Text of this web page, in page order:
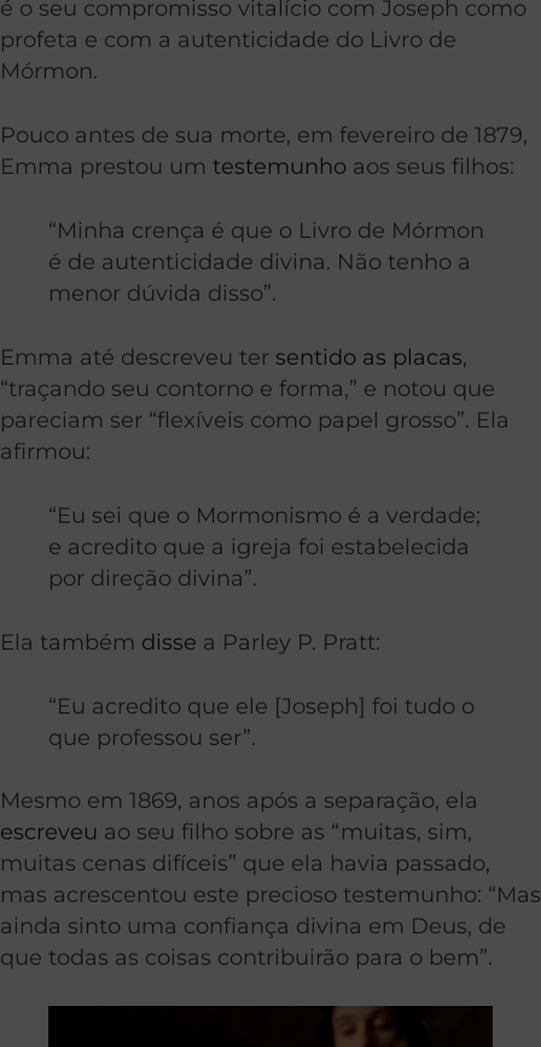
é o seu compromisso vitalício com Joseph como
profeta e com a autenticidade do Livro de
Mórmon.
Pouco antes de sua morte, em fevereiro de 1879,
Emma prestou um testemunho aos seus filhos:
“Minha crença é que o Livro de Mórmon
é de autenticidade divina. Não tenho a
menor dúvida disso”.
Emma até descreveu ter sentido as placas,
“traçando seu contorno e forma,” e notou que
pareciam ser “flexíveis como papel grosso”. Ela
afirmou:
“Eu sei que o Mormonismo é a verdade;
e acredito que a igreja foi estabelecida
por direção divina”.
Ela também disse a Parley P. Pratt:
“Eu acredito que ele [Joseph] foi tudo o
que professou ser”.
Mesmo em 1869, anos após a separação, ela
escreveu ao seu filho sobre as “muitas, sim,
muitas cenas difíceis” que ela havia passado,
mas acrescentou este precioso testemunho: “Mas
ainda sinto uma confiança divina em Deus, de
que todas as coisas contribuirão para o bem”.